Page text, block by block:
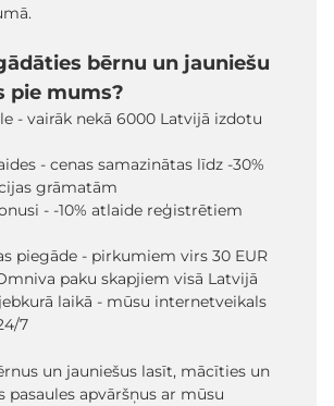
bērnu un jauniešu
pie mums?
- vairāk nekā 6000 Latvijā izdotu
- cenas samazinātas līdz -30%
grāmatām
- -10% atlaide reģistrētiem
piegāde - pirkumiem virs 30 EUR
paku skapjiem visā Latvijā
laikā - mūsu internetveikals
7
un jauniešus lasīt, mācīties un
pasaules apvāršņus ar mūsu